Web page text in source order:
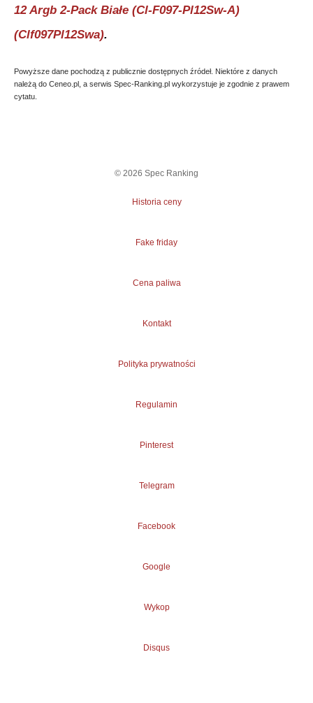
12 Argb 2-Pack Białe (Cl-F097-Pl12Sw-A)
(Clf097Pl12Swa).
Powyższe dane pochodzą z publicznie dostępnych źródeł. Niektóre z danych
należą do Ceneo.pl, a serwis Spec-Ranking.pl wykorzystuje je zgodnie z prawem
cytatu.
© 2026 Spec Ranking
Historia ceny
Fake friday
Cena paliwa
Kontakt
Polityka prywatności
Regulamin
Pinterest
Telegram
Facebook
Google
Wykop
Disqus